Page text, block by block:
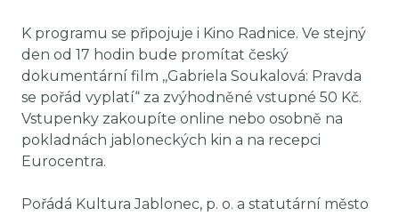
K programu se připojuje i Kino Radnice. Ve stejný
den od 17 hodin bude promítat český
dokumentární film ,,Gabriela Soukalová: Pravda
se pořád vyplatí“ za zvýhodněné vstupné 50 Kč.
Vstupenky zakoupíte online nebo osobně na
pokladnách jabloneckých kin a na recepci
Eurocentra.
Pořádá Kultura Jablonec, p. o. a statutární město